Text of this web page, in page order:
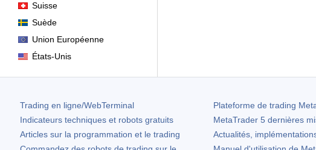
Suisse
Suède
Union Européenne
États-Unis
Trading en ligne/WebTerminal
Indicateurs techniques et robots gratuits
Articles sur la programmation et le trading
Plateforme de trading
MetaTrader 5dernières
Actualités,